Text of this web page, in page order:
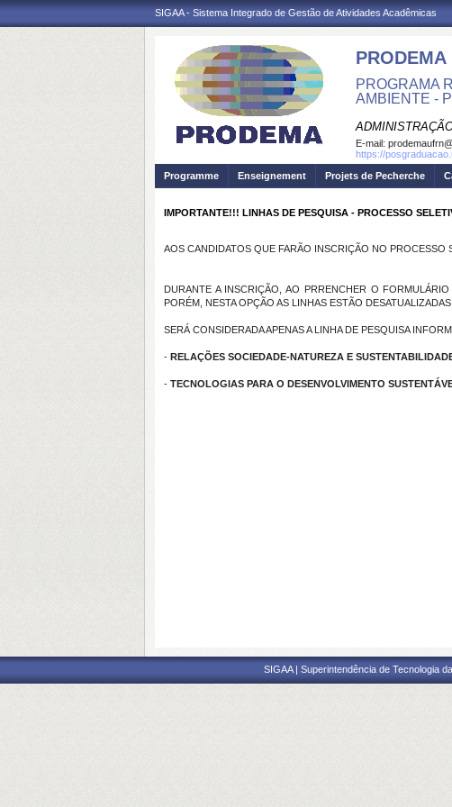
SIGAA - Sistema Integrado de Gestão de Atividades Acadêmicas
PRODEMA
PROGRAMA
AMBIENTE -
E-mail:
https://
Programme
Enseignement Projets de Pecherche
IMPORTANTE!!! LINHAS DE PESQUISA - PROCESSO
AOS CANDIDATOS QUE FARÃO INSCRIÇÃO NO
DURANTE A INSCRIÇÃO, AO PRRENCHER O
PORÉM, NESTA OPÇÃO AS LINHAS ESTÃO
SERÁ CONSIDERADA APENAS A LINHA DE PESQUISA
- RELAÇÕES SOCIEDADE-NATUREZA E
- TECNOLOGIAS PARA O DESENVOLVIMENTO
SIGAA | Superintendência de Tecnologia